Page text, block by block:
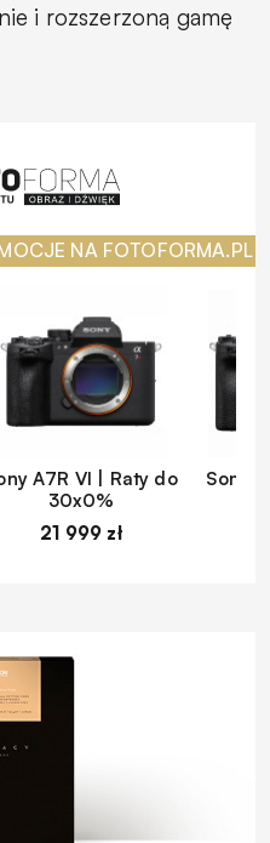
i rozszerzoną gamę
NA FOTOFORMA.PL
A7R VI | Raty do
30x0%
21 999 zł
Sony